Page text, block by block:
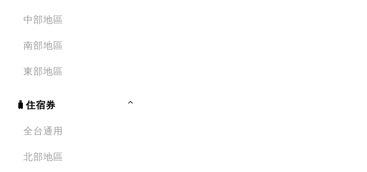
中部地區
南部地區
東部地區
🧳住宿券
全台通用
北部地區